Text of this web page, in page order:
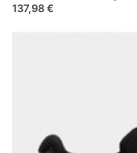
137,98 €